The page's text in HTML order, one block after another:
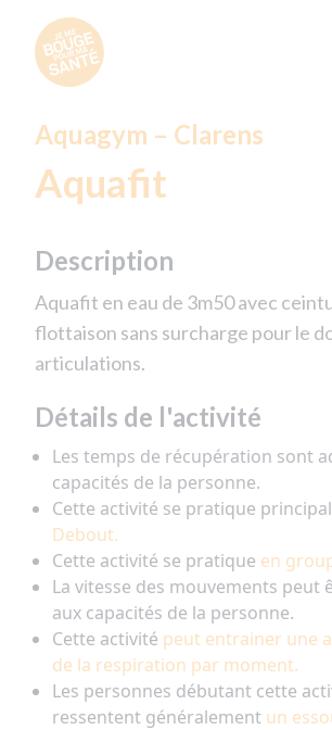
Aquagym – Clarens
Aquafit
Description
Aquafit en eau de 3m50 avec
flottaison sans surcharge pour le
articulations.
Détails de l'activité
Les temps de récupération sont
capacités de la personne.
Cette activité se pratique
Debout.
Cette activité se pratique en
La vitesse des mouvements peut
aux capacités de la personne.
Cette activité peut entrainer une
de la respiration par moment.
Les personnes débutant cette
ressentent généralement un